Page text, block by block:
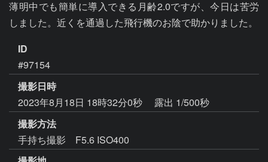
薄明中でも簡単に導入できる月齢2.0ですが、今日は苦労
しました。近くを通過した飛行機のお陰で助かりました。
ID
#97154
撮影日時
2023年8月18日 18時32分0秒
露出 1/500秒
撮影方法
手持ち撮影 F5.6 ISO400